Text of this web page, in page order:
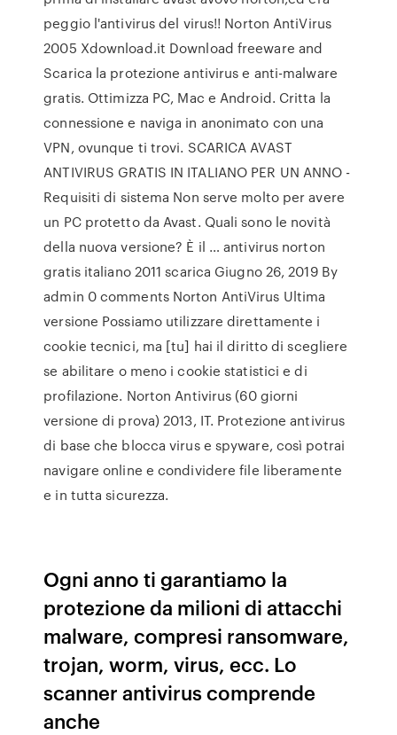
peggio l'antivirus del virus!! Norton AntiVirus
2005 Xdownload.it Download freeware and
Scarica la protezione antivirus e anti-malware
gratis. Ottimizza PC, Mac e Android. Critta la
connessione e naviga in anonimato con una
VPN, ovunque ti trovi. SCARICA AVAST
ANTIVIRUS GRATIS IN ITALIANO PER UN ANNO -
Requisiti di sistema Non serve molto per avere
un PC protetto da Avast. Quali sono le novità
della nuova versione? È il … antivirus norton
gratis italiano 2011 scarica Giugno 26, 2019 By
admin 0 comments Norton AntiVirus Ultima
versione Possiamo utilizzare direttamente i
cookie tecnici, ma [tu] hai il diritto di scegliere
se abilitare o meno i cookie statistici e di
profilazione. Norton Antivirus (60 giorni
versione di prova) 2013, IT. Protezione antivirus
di base che blocca virus e spyware, così potrai
navigare online e condividere file liberamente
e in tutta sicurezza.
Ogni anno ti garantiamo la
protezione da milioni di attacchi
malware, compresi ransomware,
trojan, worm, virus, ecc. Lo
scanner antivirus comprende
anche